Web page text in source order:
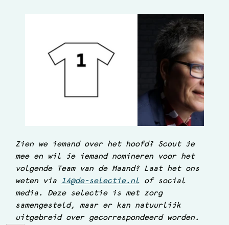
Zien we iemand over het hoofd? Scout je
mee en wil je iemand nomineren voor het
volgende Team van de Maand? Laat het ons
weten via 14@de-selectie.nl of social
media. Deze selectie is met zorg
samengesteld, maar er kan natuurlijk
uitgebreid over gecorrespondeerd worden.